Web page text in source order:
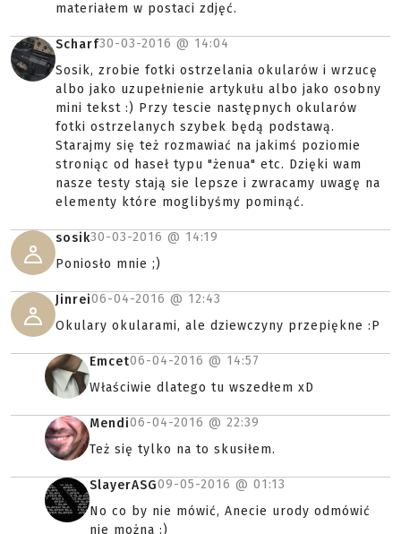
materiałem w postaci zdjęć.
Scharf30-03-2016 @ 14:04
Sosik, zrobie fotki ostrzelania okularów i wrzucę
albo jako uzupełnienie artykułu albo jako osobny
mini tekst :) Przy tescie następnych okularów
fotki ostrzelanych szybek będą podstawą.
Starajmy się też rozmawiać na jakimś poziomie
stroniąc od haseł typu "żenua" etc. Dzięki wam
nasze testy stają sie lepsze i zwracamy uwagę na
elementy które moglibyśmy pominąć.
sosik30-03-2016 @ 14:19
Poniosło mnie ;)
Jinrei06-04-2016 @ 12:43
Okulary okularami, ale dziewczyny przepiękne :P
Emcet06-04-2016 @ 14:57
Właściwie dlatego tu wszedłem xD
Mendi06-04-2016 @ 22:39
Też się tylko na to skusiłem.
SlayerASG09-05-2016 @ 01:13
No co by nie mówić, Anecie urody odmówić
nie można :)